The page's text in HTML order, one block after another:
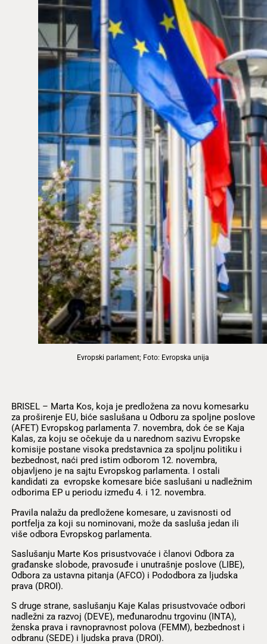
Evropski parlament; Foto: Evropska unija
BRISEL – Marta Kos, koja je predložena za novu komesarku
za proširenje EU, biće saslušana u Odboru za spoljne poslove
(AFET) Evropskog parlamenta 7. novembra, dok će se Kaja
Kalas, za koju se očekuje da u narednom sazivu Evropske
komisije postane visoka predstavnica za spoljnu politiku i
bezbednost, naći pred istim odborom 12. novembra,
objavljeno je na sajtu Evropskog parlamenta. I ostali
kandidati za evropske komesare biće saslušani u nadležnim
odborima EP u periodu između 4. i 12. novembra.
Pravila nalažu da predložene komesare, u zavisnosti od
portfelja za koji su nominovani, može da sasluša jedan ili
više odbora Evropskog parlamenta.
Saslušanju Marte Kos prisustvovaće i članovi Odbora za
građanske slobode, pravosuđe i unutrašnje poslove (LIBE),
Odbora za ustavna pitanja (AFCO) i Pododbora za ljudska
prava (DROI).
S druge strane, saslušanju Kaje Kalas prisustvovaće odbori
nadležni za razvoj (DEVE), međunarodnu trgovinu (INTA),
ženska prava i ravnopravnost polova (FEMM), bezbednost i
odbranu (SEDE) i ljudska prava (DROI).